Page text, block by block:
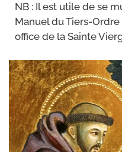
NB : Il est utile de se
Manuel du Tiers-​
office de la Sainte